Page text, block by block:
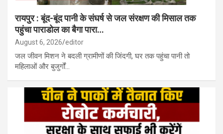
रायपुर : बूंद-बूंद पानी के संघर्ष से जल संरक्षण की मिसाल तक
पहुंचा पाराडोल का बैगा पारा…
August 6, 2026 editor
जल जीवन मिशन ने बदली ग्रामीणों की जिंदगी, घर तक पहुंचा पानी तो
महिलाओं और बुजुर्गों…